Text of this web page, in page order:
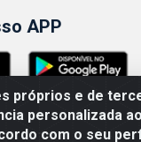
próprios e de
personalizada
com o seu
APP
COMÉRCIO